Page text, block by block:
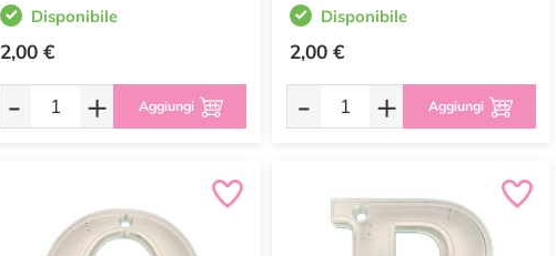
Disponibile
2,00 €
- + Aggiungi
Disponibile
2,00 €
- + Aggiungi